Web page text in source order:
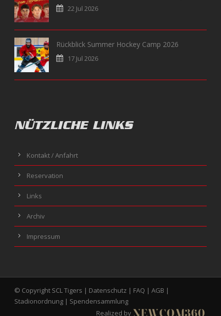
22 Jul 2026
Rückblick Summer Hockey Camp 2026
17 Jul 2026
NÜTZLICHE LINKS
Kontakt / Anfahrt
Reservation
Links
Archiv
Impressum
© Copyright SCL Tigers | Datenschutz | FAQ | AGB |
Stadionordnung | Spendensammlung
Realized by